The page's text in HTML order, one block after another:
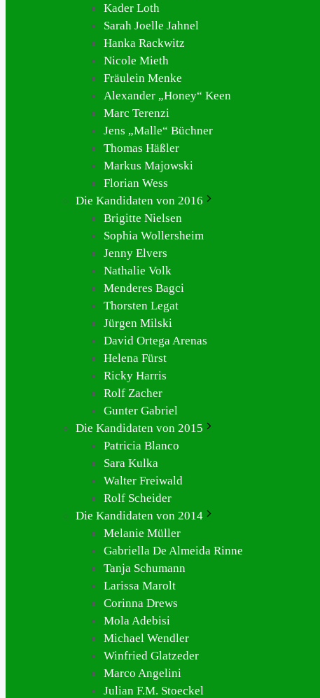
Kader Loth
Sarah Joelle Jahnel
Hanka Rackwitz
Nicole Mieth
Fräulein Menke
Alexander „Honey“ Keen
Marc Terenzi
Jens „Malle“ Büchner
Thomas Häßler
Markus Majowski
Florian Wess
Die Kandidaten von 2016
Brigitte Nielsen
Sophia Wollersheim
Jenny Elvers
Nathalie Volk
Menderes Bagci
Thorsten Legat
Jürgen Milski
David Ortega Arenas
Helena Fürst
Ricky Harris
Rolf Zacher
Gunter Gabriel
Die Kandidaten von 2015
Patricia Blanco
Sara Kulka
Walter Freiwald
Rolf Scheider
Die Kandidaten von 2014
Melanie Müller
Gabriella De Almeida Rinne
Tanja Schumann
Larissa Marolt
Corinna Drews
Mola Adebisi
Michael Wendler
Winfried Glatzeder
Marco Angelini
Julian F.M. Stoeckel